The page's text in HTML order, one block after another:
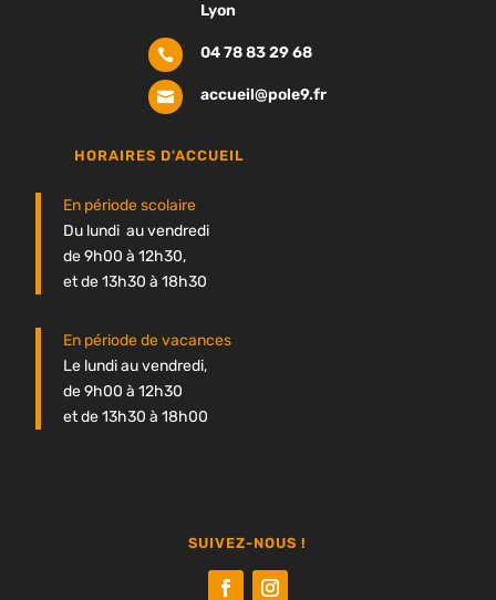
Lyon
 04 78 83 29 68
 accueil@pole9.fr
HORAIRES D'ACCUEIL
En période scolaire
Du lundi au vendredi
de 9h00 à 12h30,
et de 13h30 à 18h30
En période de vacances
Le lundi au vendredi,
de 9h00 à 12h30
et de 13h30 à 18h00
SUIVEZ-NOUS !